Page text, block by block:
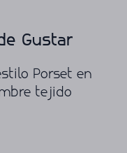
Gustar
Porset en
tejido